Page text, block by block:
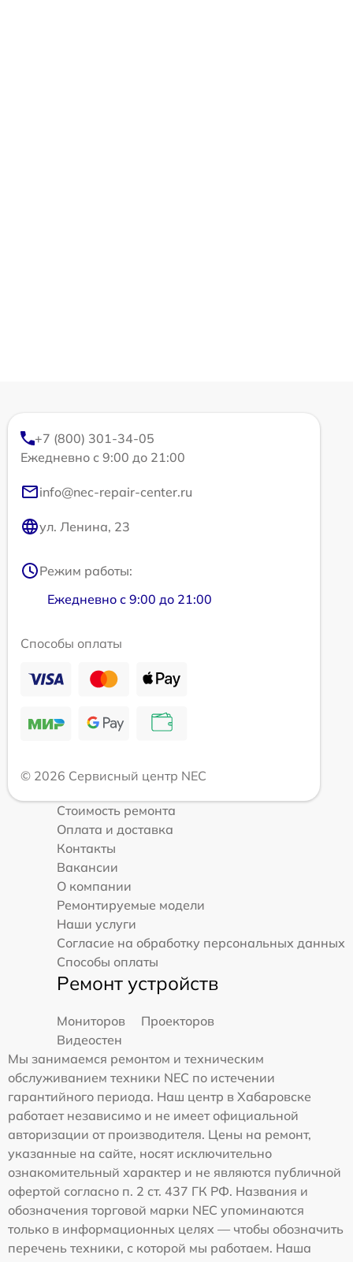
+7 (800) 301-34-05
Ежедневно с 9:00 до 21:00
info@nec-repair-center.ru
ул. Ленина, 23
Режим работы:
Ежедневно с 9:00 до 21:00
Способы оплаты
© 2026 Сервисный центр NEC
Стоимость ремонта
Оплата и доставка
Контакты
Вакансии
О компании
Ремонтируемые модели
Наши услуги
Согласие на обработку персональных данных
Способы оплаты
Ремонт устройств
Мониторов
Проекторов
Видеостен
Мы занимаемся ремонтом и техническим
обслуживанием техники NEC по истечении
гарантийного периода. Наш центр в Хабаровске
работает независимо и не имеет официальной
авторизации от производителя. Цены на ремонт,
указанные на сайте, носят исключительно
ознакомительный характер и не являются публичной
офертой согласно п. 2 ст. 437 ГК РФ. Названия и
обозначения торговой марки NEC упоминаются
только в информационных целях — чтобы обозначить
перечень техники, с которой мы работаем. Наша